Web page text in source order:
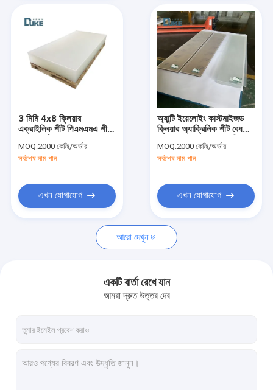
আমাদের সম্পর্কে
কারখানা ভ্রমণ
আমাদের সাথে যোগাযোগ করুন
উদ্ধৃতির জন্য আবেদন
স্যানিটারি অ্যাক্রিলিক শীট
শব্দ বাধা বেড়া
3 মিমি 4x8 ক্লিয়ার
এক্রাইলিক শীট পিএমএমএ শীট
MOQ:2000 কেজি/অর্ডার
সর্বশেষ দাম পান
এখন যোগাযোগ
অ্যান্টি ইয়েলোইং কাস্টমাইজড
ক্লিয়ার অ্যাক্রিলিক শীট বেধ
উইন্ডো সিএনসি কাটিং 10mm
MOQ:2000 কেজি/অর্ডার
সর্বশেষ দাম পান
এখন যোগাযোগ
আরো দেখুন
একটি বার্তা রেখে যান
আমরা দ্রুত উত্তর দেব